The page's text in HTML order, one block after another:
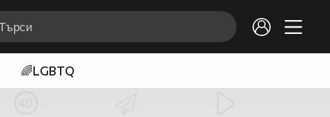
🌈LGBTQ